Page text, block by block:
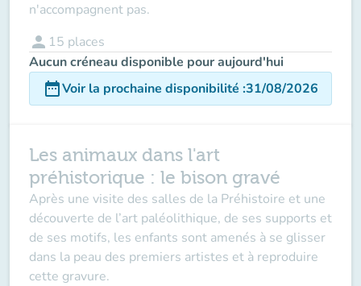
n'accompagnent pas.
person 15 places
Aucun créneau disponible pour aujourd'hui
date_rangeVoir la prochaine disponibilité :31/08/2026
Les animaux dans l'art
préhistorique : le bison gravé
Après une visite des salles de la Préhistoire et une
découverte de l’art paléolithique, de ses supports et
de ses motifs, les enfants sont amenés à se glisser
dans la peau des premiers artistes et à reproduire
cette gravure.